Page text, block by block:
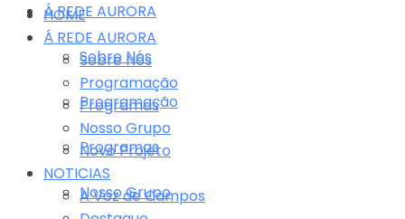
Á REDE AURORA
Sobre Nós
Programação
Programas
Nosso Grupo
HOME
Á REDE AURORA
Sobre Nós
Programação
Programas
Nosso Grupo
Novo Projeto
NOTICIAS
A Voz de Campos